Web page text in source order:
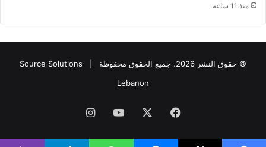
منذ 11 ساعة
© حقوق النشر 2026، جميع الحقوق محفوظة |
Source Solutions
Lebanon
فيسبوك يوتيوبانستقرام